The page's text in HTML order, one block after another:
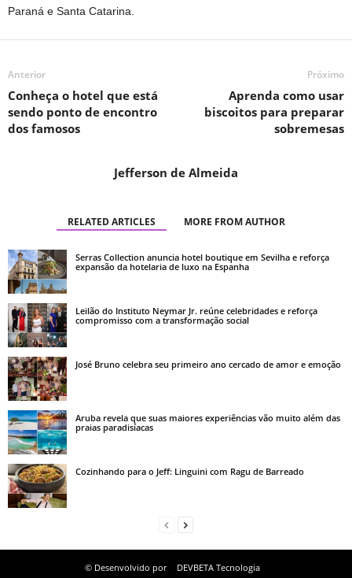
Paraná e Santa Catarina.
Anterior
Conheça o hotel que está
sendo ponto de encontro
dos famosos
Próximo
Aprenda como usar
biscoitos para preparar
sobremesas
Jefferson de Almeida
RELATED ARTICLES MORE FROM AUTHOR
Serras Collection anuncia hotel boutique em Sevilha e reforça
expansão da hotelaria de luxo na Espanha
Leilão do Instituto Neymar Jr. reúne celebridades e reforça
compromisso com a transformação social
José Bruno celebra seu primeiro ano cercado de amor e emoção
Aruba revela que suas maiores experiências vão muito além das
praias paradisíacas
Cozinhando para o Jeff: Linguini com Ragu de Barreado
© Desenvolvido por DEVBETA Tecnologia